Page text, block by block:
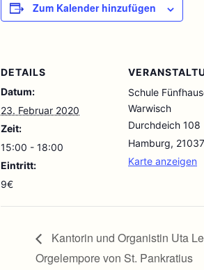
Zum Kalender hinzufügen
DETAILS
Datum:
23. Februar 2020
Zeit:
15:00 - 18:00
Eintritt:
9€
Schule
Warwisch
Durchdeich 108
Hamburg, 21037
Karte anzeigen
Kantorin und Organistin Uta
Orgelempore von St. Pankratius